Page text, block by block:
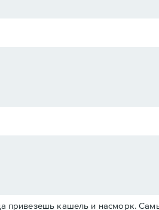
привезешь кашель и насморк.